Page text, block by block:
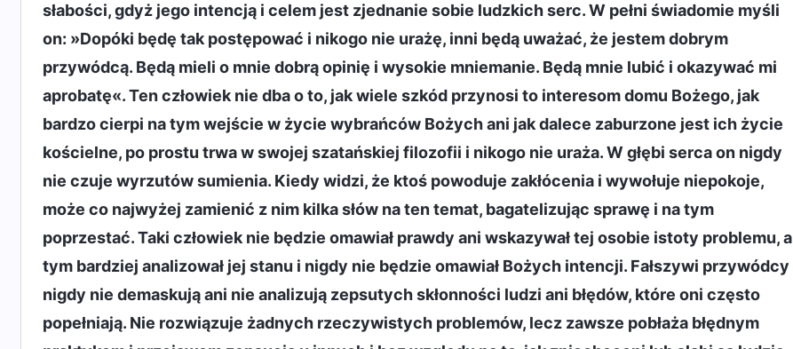
słabości, gdyż jego intencją i celem jest zjednanie sobie ludzkich serc. W pełni świadomie myśli
on: »Dopóki będę tak postępować i nikogo nie urażę, inni będą uważać, że jestem dobrym
przywódcą. Będą mieli o mnie dobrą opinię i wysokie mniemanie. Będą mnie lubić i okazywać mi
aprobatę«. Ten człowiek nie dba o to, jak wiele szkód przynosi to interesom domu Bożego, jak
bardzo cierpi na tym wejście w życie wybrańców Bożych ani jak dalece zaburzone jest ich życie
kościelne, po prostu trwa w swojej szatańskiej filozofii i nikogo nie uraża. W głębi serca on nigdy
nie czuje wyrzutów sumienia. Kiedy widzi, że ktoś powoduje zakłócenia i wywołuje niepokoje,
może co najwyżej zamienić z nim kilka słów na ten temat, bagatelizując sprawę i na tym
poprzestać. Taki człowiek nie będzie omawiał prawdy ani wskazywał tej osobie istoty problemu, a
tym bardziej analizował jej stanu i nigdy nie będzie omawiał Bożych intencji. Fałszywi przywódcy
nigdy nie demaskują ani nie analizują zepsutych skłonności ludzi ani błędów, które oni często
popełniają. Nie rozwiązuje żadnych rzeczywistych problemów, lecz zawsze pobłaża błędnym